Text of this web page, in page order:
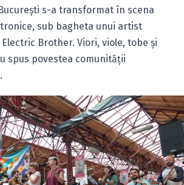
s-a transformat în scena
sub bagheta unui artist
Brother. Viori, viole, tobe şi
spus povestea comunităţii